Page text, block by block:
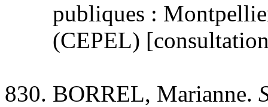
publiques :
(CEPEL)
BORREL, Marianne.